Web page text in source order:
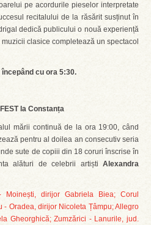
pe acordurile pieselor interpretate
recitalului de la răsărit susținut în
dedică publicului o nouă experiență
clasice completează un spectacol
cu ora 5:30.
la Constanța
mării continuă de la ora 19:00, când
pentru al doilea an consecutiv seria
sute de copiii din 18 coruri înscrise în
alături de celebrii artiști Alexandra
Moinești, dirijor Gabriela Biea; Corul
- Oradea, dirijor Nicoleta Țâmpu; Allegro
Gheorghică; Zumzărici - Lanurile, jud.